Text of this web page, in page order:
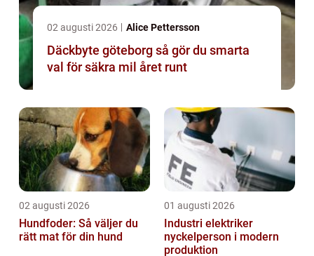
02 augusti 2026 Alice Pettersson
Däckbyte göteborg så gör du smarta
val för säkra mil året runt
02 augusti 2026
Hundfoder: Så väljer du
rätt mat för din hund
01 augusti 2026
Industri elektriker
nyckelperson i modern
produktion